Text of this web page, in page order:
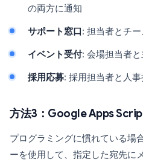
の両方に通知
サポート窓口: 担当者とチ
イベント受付: 会場担当者
採用応募: 採用担当者と人
方法3：Google Apps
プログラミングに慣れている場合
ーを使用して、指定した宛先に